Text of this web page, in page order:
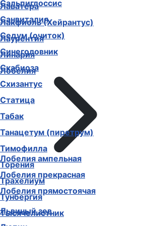
Лаватера
Лакфиоль (Хейрантус)
Лаурентия
Линария
Лобелия
Лобелия ампельная
Лобелия прекрасная
Лобелия прямостоячая
Львиный зев
Сальпиглоссис
Санвиталия
Седум (очиток)
Синеголовник
Скабиоза
Схизантус
Статица
Табак
Танацетум (пиретрум)
Тимофилла
Торения
Трахелиум
Тунбергия
Тысячелистник